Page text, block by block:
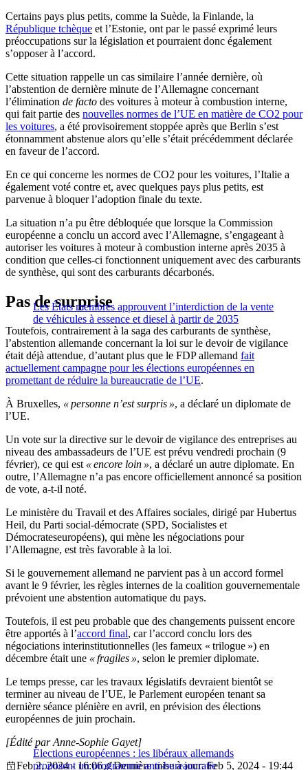
Certains pays plus petits, comme la Suède, la Finlande, la
République tchèque et l’Estonie, ont par le passé exprimé leurs
préoccupations sur la législation et pourraient donc également
s’opposer à l’accord.
Cette situation rappelle un cas similaire l’année dernière, où
l’abstention de dernière minute de l’Allemagne concernant
l’élimination de facto des voitures à moteur à combustion interne,
qui fait partie des nouvelles normes de l’UE en matière de CO2 pour
les voitures, a été provisoirement stoppée après que Berlin s’est
étonnamment abstenue alors qu’elle s’était précédemment déclarée
en faveur de l’accord.
En ce qui concerne les normes de CO2 pour les voitures, l’Italie a
également voté contre et, avec quelques pays plus petits, est
parvenue à bloquer l’adoption finale du texte.
La situation n’a pu être débloquée que lorsque la Commission
européenne a conclu un accord avec l’Allemagne, s’engageant à
autoriser les voitures à moteur à combustion interne après 2035 à
condition que celles-ci fonctionnent uniquement avec des carburants
de synthèse, qui sont des carburants décarbonés.
Les États membres approuvent l’interdiction de la vente
de véhicules à essence et diesel à partir de 2035
Pas de surprise
Toutefois, contrairement à la saga des carburants de synthèse,
l’abstention allemande concernant la loi sur le devoir de vigilance
était déjà attendue, d’autant plus que le FDP allemand fait
actuellement campagne pour les élections européennes en
promettant de réduire la bureaucratie de l’UE.
À Bruxelles, « personne n’est surpris », a déclaré un diplomate de
l’UE.
Un vote sur la directive sur le devoir de vigilance des entreprises au
niveau des ambassadeurs de l’UE est prévu vendredi prochain (9
février), ce qui est « encore loin », a déclaré un autre diplomate. En
outre, l’Allemagne n’a pas encore officiellement annoncé sa position
de vote, a-t-il noté.
Le ministère du Travail et des Affaires sociales, dirigé par Hubertus
Heil, du Parti social-démocrate (SPD, Socialistes et
Démocrateseuropéens), qui mène les négociations pour
l’Allemagne, est très favorable à la loi.
Si le gouvernement allemand ne parvient pas à un accord formel
avant le 9 février, les règles internes de la coalition gouvernementale
prévoient une abstention automatique du pays.
Toutefois, il est peu probable que des changements puissent encore
être apportés à l’accord final, car l’accord conclu lors des
négociations interinstitutionnelles (les fameux « trilogue ») en
décembre était une « fragiles », selon le premier diplomate.
Le temps presse, car les travaux législatifs devraient bientôt se
terminer au niveau de l’UE, le Parlement européen tenant sa
dernière séance plénière en avril, en prévision des élections
européennes de juin prochain.
Élections européennes : les libéraux allemands
proposent un programme anti-bureaucratie
[Édité par Anne-Sophie Gayet]
Feb 2, 2024 - 16:06
Dernière mise à jour: Feb 5, 2024 - 19:44